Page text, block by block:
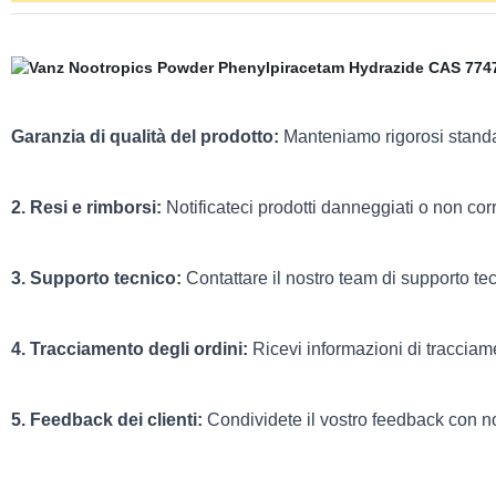
Garanzia di qualità del prodotto: Manteniamo rigorosi
2. Resi e rimborsi: Notificateci prodotti danneggiati o non
3. Supporto tecnico: Contattare il nostro team di supporto
4. Tracciamento degli ordini: Ricevi informazioni di
5. Feedback dei clienti: Condividete il vostro feedback con